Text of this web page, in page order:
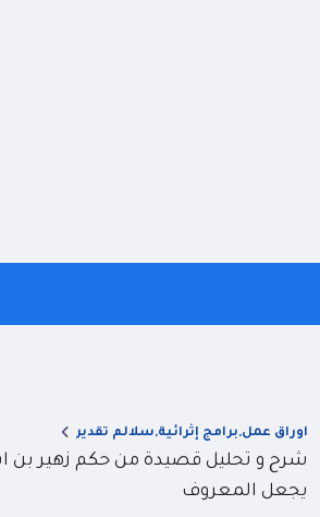
اوراق عمل,برامج إثرائية,سلالم تقدير
شرح و تحليل قصيدة من حكم زهير بن
يجعل المعروف